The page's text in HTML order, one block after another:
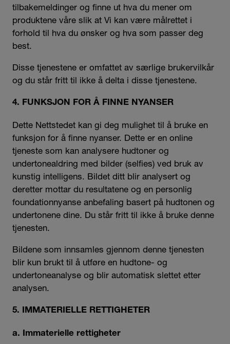
tilbakemeldinger og finne ut hva du mener om
produktene våre slik at Vi kan være målrettet i
forhold til hva du ønsker og hva som passer deg
best.
Disse tjenestene er omfattet av særlige brukervilkår
og du står fritt til ikke å delta i disse tjenestene.
4. FUNKSJON FOR Å FINNE NYANSER
Dette Nettstedet kan gi deg mulighet til å bruke en
funksjon for å finne nyanser. Dette er en online
tjeneste som kan analysere hudtoner og
undertonealdring med bilder (selfies) ved bruk av
kunstig intelligens. Bildet ditt blir analysert og
deretter mottar du resultatene og en personlig
foundationnyanse anbefaling basert på hudtonen og
undertonene dine. Du står fritt til ikke å bruke denne
tjenesten.
Bildene som innsamles gjennom denne tjenesten
blir kun brukt til å utføre en hudtone- og
undertoneanalyse og blir automatisk slettet etter
analysen.
5. IMMATERIELLE RETTIGHETER
a. Immaterielle rettigheter